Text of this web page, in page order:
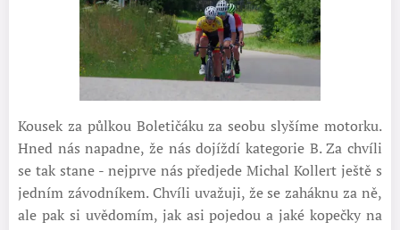
Kousek za půlkou Boletičáku za seobu slyšíme motorku.
Hned nás napadne, že nás dojíždí kategorie B. Za chvíli
se tak stane - nejprve nás předjede Michal Kollert ještě s
jedním závodníkem. Chvíli uvažuji, že se zaháknu za ně,
ale pak si uvědomím, jak asi pojedou a jaké kopečky na